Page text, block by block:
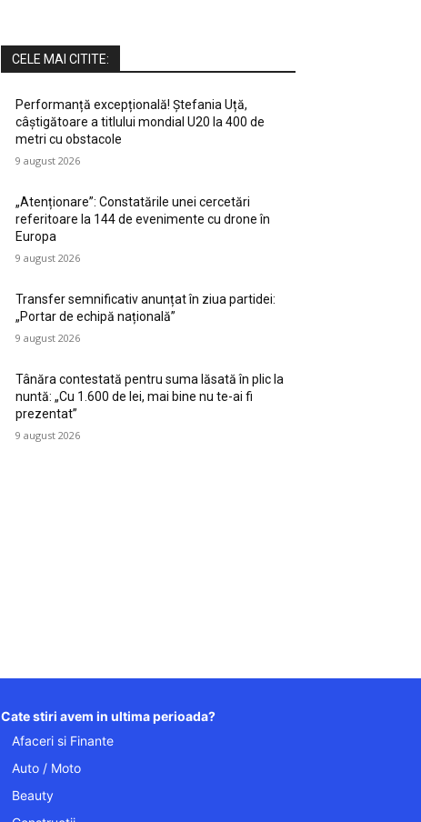
CELE MAI CITITE:
Performanță excepțională! Ștefania Uță,
câștigătoare a titlului mondial U20 la 400 de
metri cu obstacole
9 august 2026
„Atenționare”: Constatările unei cercetări
referitoare la 144 de evenimente cu drone în
Europa
9 august 2026
Transfer semnificativ anunțat în ziua partidei:
„Portar de echipă națională”
9 august 2026
Tânăra contestată pentru suma lăsată în plic la
nuntă: „Cu 1.600 de lei, mai bine nu te-ai fi
prezentat”
9 august 2026
Cate stiri avem in ultima perioada?
Afaceri si Finante
Auto / Moto
Beauty